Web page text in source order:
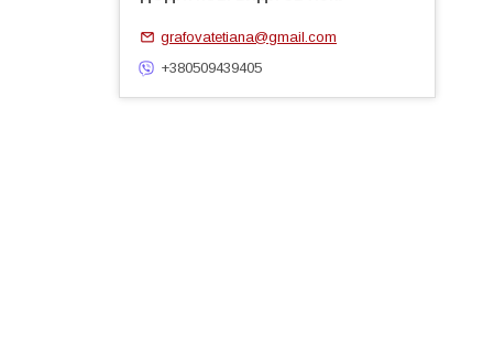
grafovatetiana@gmail.com
+380509439405